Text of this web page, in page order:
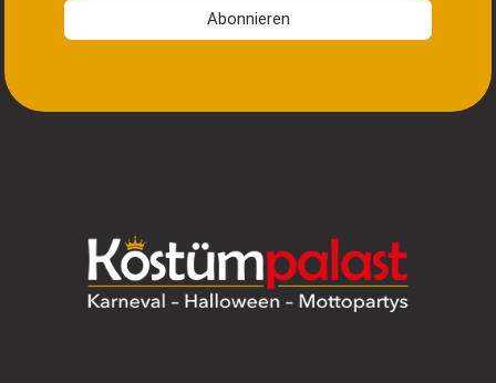
Abonnieren